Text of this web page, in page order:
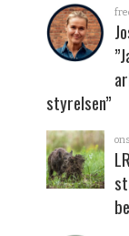
styrelsen”